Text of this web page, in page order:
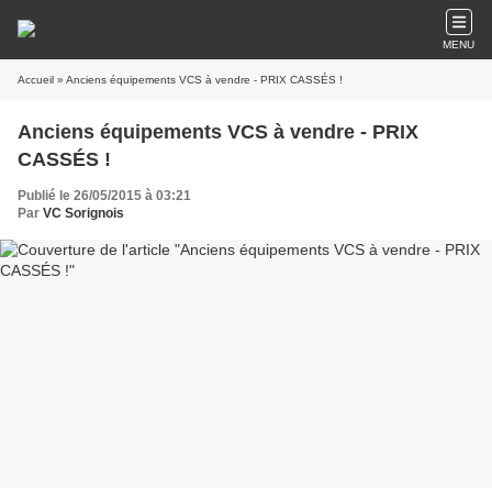
MENU
Accueil » Anciens équipements VCS à vendre - PRIX CASSÉS !
Anciens équipements VCS à vendre - PRIX
CASSÉS !
Publié le 26/05/2015 à 03:21
Par VC Sorignois